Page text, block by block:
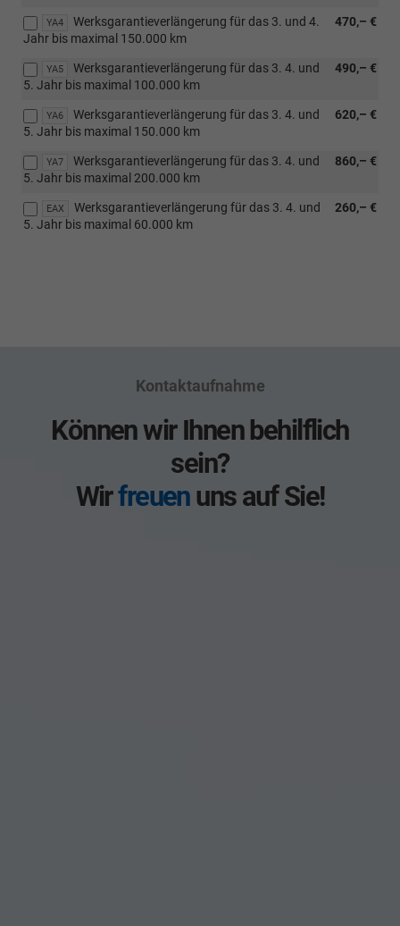
YA4 470,– €
Werksgarantieverlängerung für das 3. und 4.
Jahr bis maximal 150.000 km
YA5 490,– €
Werksgarantieverlängerung für das 3. 4. und
5. Jahr bis maximal 100.000 km
YA6 620,– €
Werksgarantieverlängerung für das 3. 4. und
5. Jahr bis maximal 150.000 km
YA7 860,– €
Werksgarantieverlängerung für das 3. 4. und
5. Jahr bis maximal 200.000 km
EAX 260,– €
Werksgarantieverlängerung für das 3. 4. und
5. Jahr bis maximal 60.000 km
Kontaktaufnahme
Können wir Ihnen behilflich
sein?
Wirfreuenuns auf Sie!